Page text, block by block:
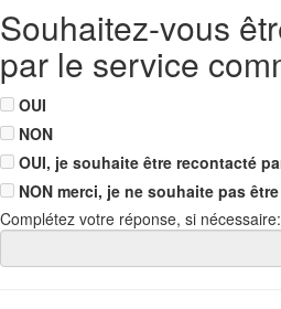
Souhaitez-vous
par le service
OUI
NON
OUI, je souhaite être recontacté
NON merci, je ne souhaite pas
Complétez votre réponse, si nécessaire: